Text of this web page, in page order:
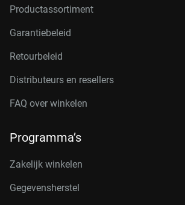
Productassortiment
Garantiebeleid
Retourbeleid
Distributeurs en resellers
FAQ over winkelen
Programma’s
Zakelijk winkelen
Gegevensherstel